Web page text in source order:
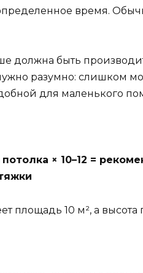
время.
должна быть
разумно: слишком
для маленького
× 10–12 =
площадь 10 м², а высота